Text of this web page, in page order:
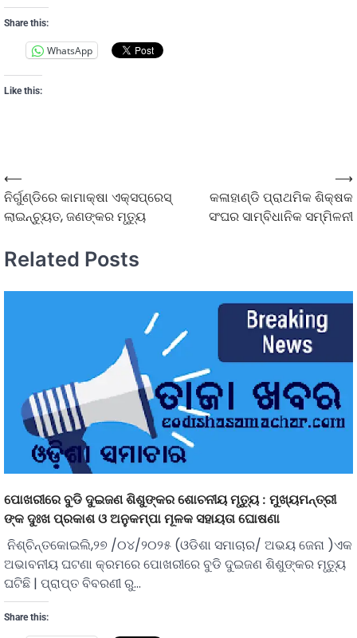
Share this:
WhatsApp
Like this:
⟵
ନିର୍ଗୁଣ୍ଡିରେ କାମାକ୍ଷା ଏକ୍ସପ୍ରେସ୍
ଲାଇନ୍‌ଚ୍ୟୁତ, ଜଣଙ୍କର ମୃତ୍ୟୁ
କଳାହାଣ୍ଡି ପ୍ରାଥମିକ ଶିକ୍ଷକ
ସଂଘର ସାମ୍ବିଧାନିକ ସମ୍ମିଳନୀ
⟶
Related Posts
ପୋଖରୀରେ ବୁଡି ଦୁଇଜଣ ଶିଶୁଙ୍କର ଶୋଚନୀୟ ମୃତ୍ୟୁ : ମୁଖ୍ୟମନ୍ତ୍ରୀ
ଙ୍କ ଦୁଃଖ ପ୍ରକାଶ ଓ ଅନୁକମ୍ପା ମୂଳକ ସହାୟତା ଘୋଷଣା
ନିଶ୍ଚିନ୍ତକୋଇଲି,୨୭ /୦୪/୨୦୨୫ (ଓଡିଶା ସମାଚାର/ ଅଭୟ ଜେନା )ଏକ
ଅଭାବନୀୟ ଘଟଣା କ୍ରମରେ ପୋଖରୀରେ ବୁଡି ଦୁଇଜଣ ଶିଶୁଙ୍କର ମୃତ୍ୟୁ
ଘଟିଛି | ପ୍ରାପ୍ତ ବିବରଣୀ ରୁ…
Share this: